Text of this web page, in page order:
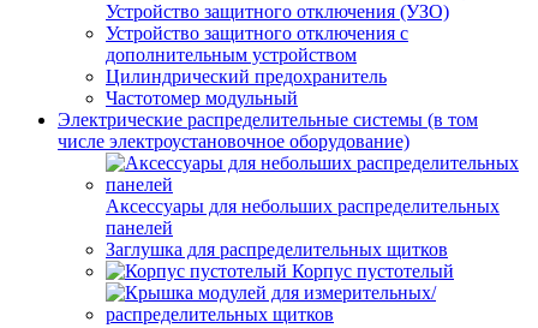
Устройство защитного отключения (УЗО)
Устройство защитного отключения с
дополнительным устройством
Цилиндрический предохранитель
Частотомер модульный
Электрические распределительные системы (в том
числе электроустановочное оборудование)
Аксессуары для небольших распределительных
панелей
Заглушка для распределительных щитков
Корпус пустотелый